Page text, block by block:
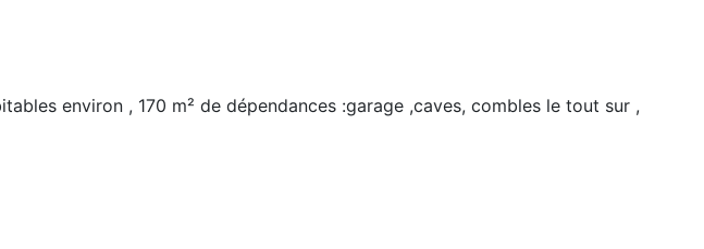
environ , 170 m² de dépendances :garage ,caves, combles le tout sur ,